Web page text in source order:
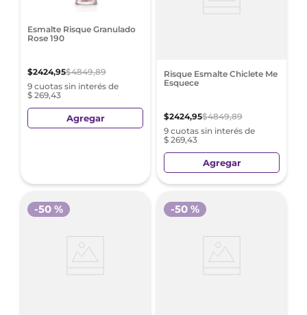
Esmalte Risque Granulado
Rose 190
$2424,95$4849,89
9 cuotas sin interés de
$ 269,43
Agregar
Risque Esmalte Chiclete Me
Esquece
$2424,95$4849,89
9 cuotas sin interés de
$ 269,43
Agregar
-50 % -50 %